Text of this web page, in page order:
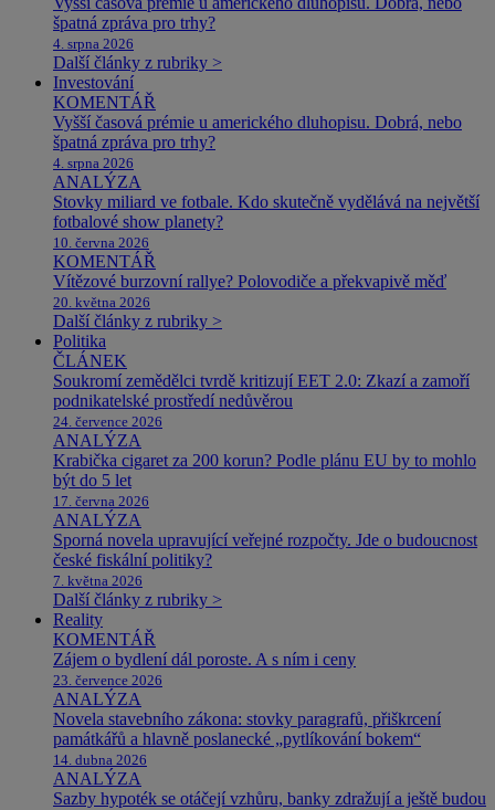
špatná zpráva pro trhy?
4. srpna 2026
Další články z rubriky >
Investování
KOMENTÁŘ
Vyšší časová prémie u amerického dluhopisu. Dobrá, nebo
špatná zpráva pro trhy?
4. srpna 2026
ANALÝZA
Stovky miliard ve fotbale. Kdo skutečně vydělává na největší
fotbalové show planety?
10. června 2026
KOMENTÁŘ
Vítězové burzovní rallye? Polovodiče a překvapivě měď
20. května 2026
Další články z rubriky >
Politika
ČLÁNEK
Soukromí zemědělci tvrdě kritizují EET 2.0: Zkazí a zamoří
podnikatelské prostředí nedůvěrou
24. července 2026
ANALÝZA
Krabička cigaret za 200 korun? Podle plánu EU by to mohlo
být do 5 let
17. června 2026
ANALÝZA
Sporná novela upravující veřejné rozpočty. Jde o budoucnost
české fiskální politiky?
7. května 2026
Další články z rubriky >
Reality
KOMENTÁŘ
Zájem o bydlení dál poroste. A s ním i ceny
23. července 2026
ANALÝZA
Novela stavebního zákona: stovky paragrafů, přiškrcení
památkářů a hlavně poslanecké „pytlíkování bokem“
14. dubna 2026
ANALÝZA
Sazby hypoték se otáčejí vzhůru, banky zdražují a ještě budou